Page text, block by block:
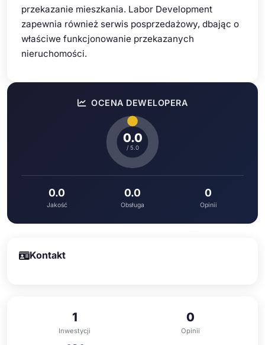
przekazanie mieszkania. Labor Development
zapewnia również serwis posprzedażowy, dbając o
właściwe funkcjonowanie przekazanych
nieruchomości.
OCENA DEWELOPERA
0.0
/ 5.0
0.0
Jakość
0.0
Obsługa
0
Opinii
Kontakt
1
Inwestycji
0
Opinii